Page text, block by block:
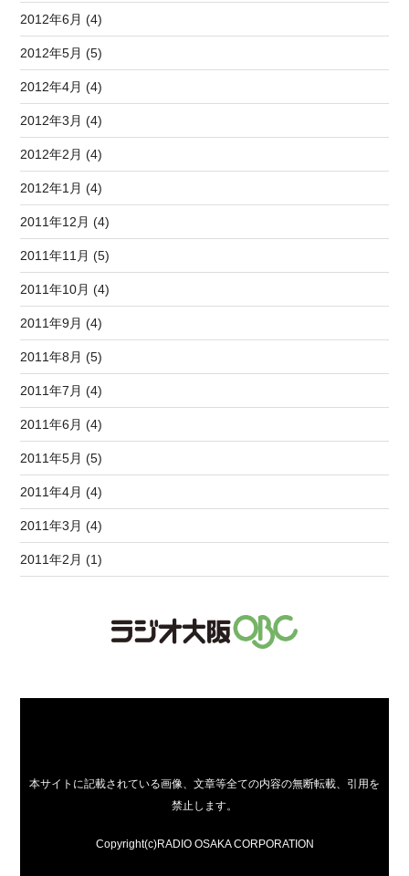
2012年6月 (4)
2012年5月 (5)
2012年4月 (4)
2012年3月 (4)
2012年2月 (4)
2012年1月 (4)
2011年12月 (4)
2011年11月 (5)
2011年10月 (4)
2011年9月 (4)
2011年8月 (5)
2011年7月 (4)
2011年6月 (4)
2011年5月 (5)
2011年4月 (4)
2011年3月 (4)
2011年2月 (1)
本サイトに記載されている画像、文章等全ての内容の無断転載、引用を
禁止します。
Copyright(c)RADIO OSAKA CORPORATION